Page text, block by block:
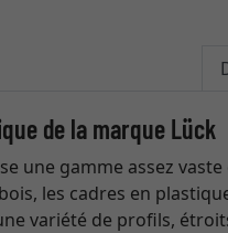
de la marque Lück
une gamme assez
les cadres en
variété de profils,